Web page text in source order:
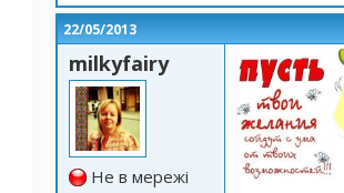
22/05/2013
milkyfairy
Не в мережі